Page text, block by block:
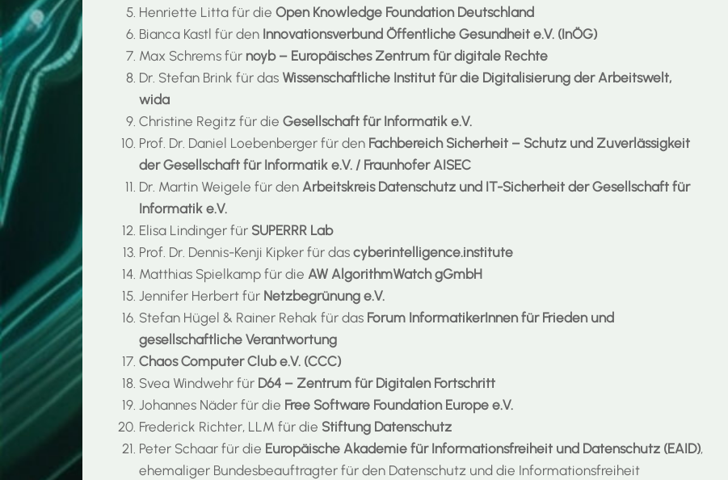
Henriette Litta für die Open Knowledge Foundation Deutschland
Bianca Kastl für den Innovationsverbund Öffentliche Gesundheit e.V. (InÖG)
Max Schrems für noyb – Europäisches Zentrum für digitale Rechte
Dr. Stefan Brink für das Wissenschaftliche Institut für die Digitalisierung der Arbeitswelt,
wida
Christine Regitz für die Gesellschaft für Informatik e.V.
Prof. Dr. Daniel Loebenberger für den Fachbereich Sicherheit – Schutz und Zuverlässigkeit
der Gesellschaft für Informatik e.V. / Fraunhofer AISEC
Dr. Martin Weigele für den Arbeitskreis Datenschutz und IT-Sicherheit der Gesellschaft für
Informatik e.V.
Elisa Lindinger für SUPERRR Lab
Prof. Dr. Dennis-Kenji Kipker für das cyberintelligence.institute
Matthias Spielkamp für die AW AlgorithmWatch gGmbH
Jennifer Herbert für Netzbegrünung e.V.
Stefan Hügel & Rainer Rehak für das Forum InformatikerInnen für Frieden und
gesellschaftliche Verantwortung
Chaos Computer Club e.V. (CCC)
Svea Windwehr für D64 – Zentrum für Digitalen Fortschritt
Johannes Näder für die Free Software Foundation Europe e.V.
Frederick Richter, LLM für die Stiftung Datenschutz
Peter Schaar für die Europäische Akademie für Informationsfreiheit und Datenschutz (EAID),
ehemaliger Bundesbeauftragter für den Datenschutz und die Informationsfreiheit